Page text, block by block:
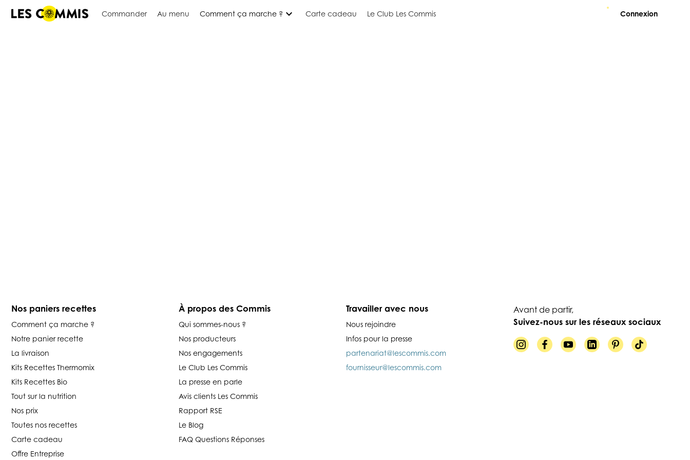
Commander Au menu Comment ça marche ? expand_more Carte cadeau Le Club Les Commis Connexion
Nos paniers recettes
Comment ça marche ?
Notre panier recette
La livraison
Kits Recettes Thermomix
Kits Recettes Bio
Tout sur la nutrition
Nos prix
Toutes nos recettes
Carte cadeau
Offre Entreprise
À propos des Commis
Qui sommes-nous ?
Nos producteurs
Nos engagements
Le Club Les Commis
La presse en parle
Avis clients Les Commis
Rapport RSE
Le Blog
FAQ Questions Réponses
Travailler avec nous
Nous rejoindre
Infos pour la presse
partenariat@lescommis.com
fournisseur@lescommis.com
Avant de partir,
Suivez-nous sur les réseaux sociaux